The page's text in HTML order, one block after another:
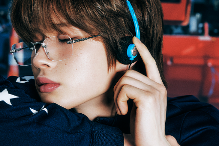
ALL
ARTICLES
LOGIN